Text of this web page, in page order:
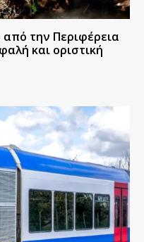
την Περιφέρεια
και οριστική